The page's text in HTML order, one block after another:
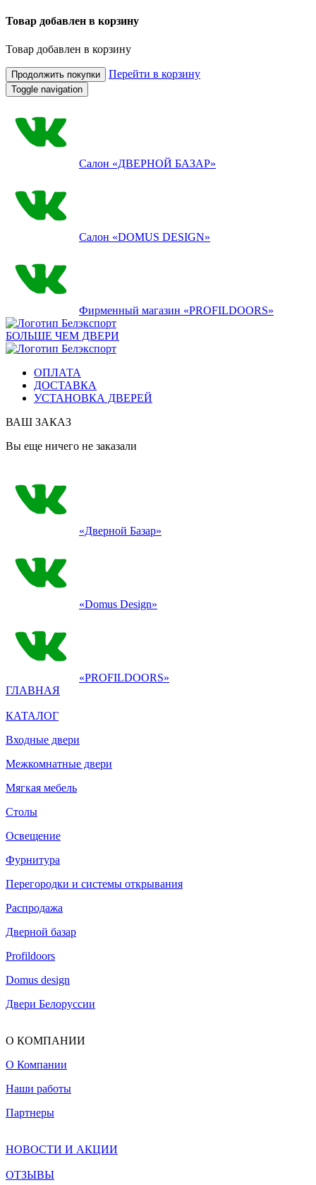
Товар добавлен в корзину
Товар добавлен в корзину
Продолжить покупки Перейти в корзину
Toggle navigation
Салон «ДВЕРНОЙ БАЗАР»
Салон «DOMUS DESIGN»
Фирменный магазин «PROFILDOORS»
БОЛЬШЕ ЧЕМ ДВЕРИ
ОПЛАТА
ДОСТАВКА
УСТАНОВКА ДВЕРЕЙ
ВАШ ЗАКАЗ
Вы еще ничего не заказали
«Дверной Базар»
«Domus Design»
«PROFILDOORS»
ГЛАВНАЯ
КАТАЛОГ
Входные двери
Межкомнатные двери
Мягкая мебель
Столы
Освещение
Фурнитура
Перегородки и системы открывания
Распродажа
Дверной базар
Profildoors
Domus design
Двери Белоруссии
О КОМПАНИИ
О Компании
Наши работы
Партнеры
НОВОСТИ И АКЦИИ
ОТЗЫВЫ